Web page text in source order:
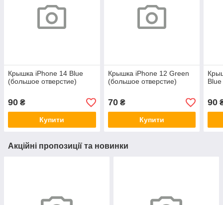
Крышка iPhone 14 Blue
(большое отверстие)
90 ₴
Купити
Крышка iPhone 12 Green
(большое отверстие)
70₴
Купити
90
Акційні пропозиції та новинки